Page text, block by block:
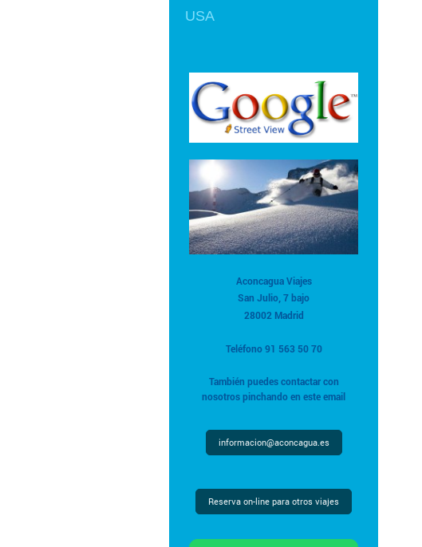
USA
Aconcagua Viajes
San Julio, 7 bajo
28002 Madrid
Teléfono 91 563 50 70
También puedes contactar con
nosotros pinchando en este email
informacion@aconcagua.es
Reserva on-line para otros viajes